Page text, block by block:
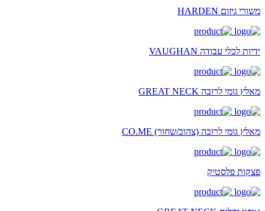
משורי גיזום HARDEN
ידיות לכלי עבודה VAUGHAN
מאלץ גומי לרובה GREAT NECK
מאלץ גומי לרובה (צהוב/שחור) CO.ME
פצקות פלסטיק